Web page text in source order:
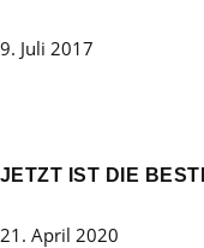
9. Juli 2017
JETZT IST DIE
21. April 2020